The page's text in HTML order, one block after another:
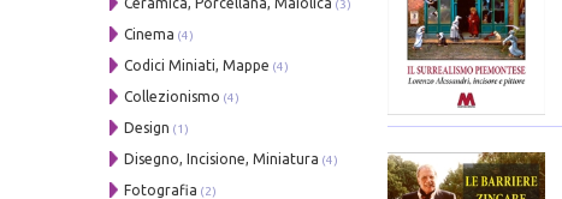
(3)
Cinema (4)
Codici Miniati, Mappe (4)
Collezionismo (4)
Design (1)
Disegno, Incisione, Miniatura (4)
Fotografia (2)